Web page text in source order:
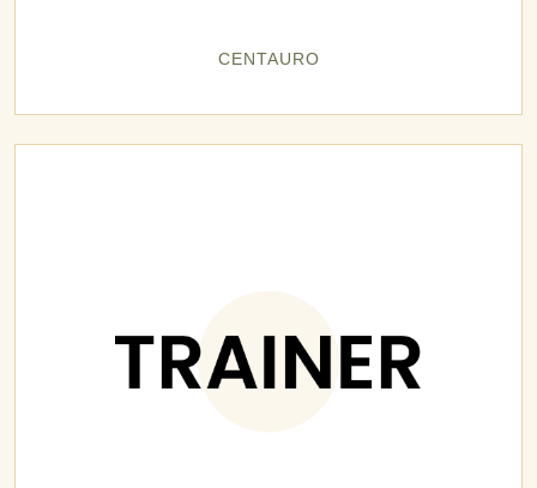
CENTAURO